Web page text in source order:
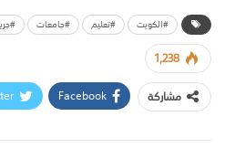
#الكويت #تعليم #جامعات
1,238
مشاركة
Facebook